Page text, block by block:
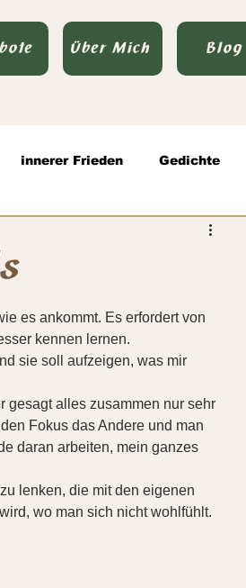
Über Mich Blog
innerer Frieden Gedichte
Authentische Männlichkeit
es ankommt. Es erfordert von
kennen lernen.
sie soll aufzeigen, was mir
gesagt alles zusammen nur sehr
Fokus das Andere und man
daran arbeiten, mein ganzes
lenken, die mit den eigenen
wo man sich nicht wohlfühlt.